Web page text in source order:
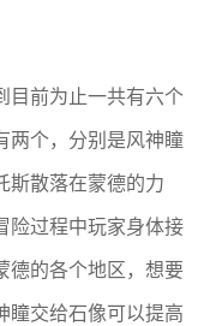
目前为止一共有六个
两个，分别是风神瞳
斯散落在蒙德的力
险过程中玩家身体接
德的各个地区，想要
瞳交给石像可以提高